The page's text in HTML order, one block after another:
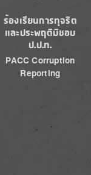
ร้องเรียนการทุจริต
และประพฤติมิชอบ
ป.ป.ท.
PACC Corruption
Reporting